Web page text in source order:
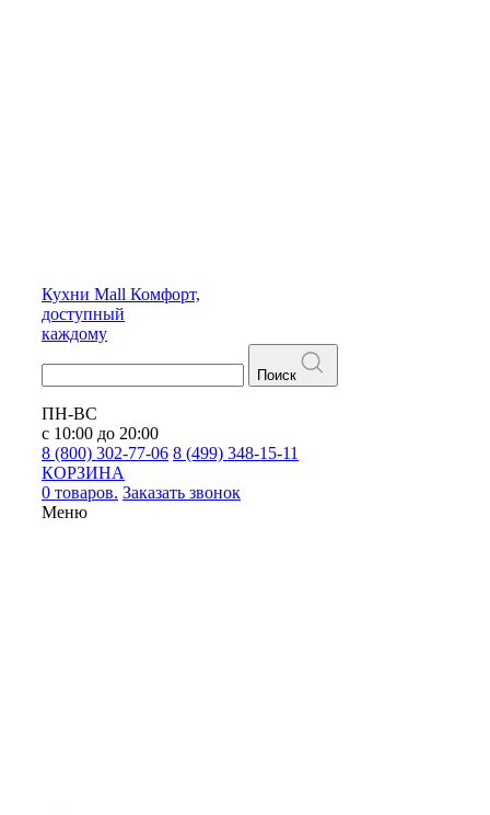
Кухни Mall Комфорт,
доступный
каждому
Поиск
ПН-ВС
с 10:00 до 20:00
8 (800) 302-77-06 8 (499) 348-15-11
КОРЗИНА
0 товаров. Заказать звонок
Меню